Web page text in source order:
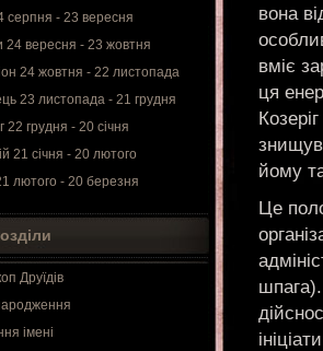
серпня - 23 вересня
24 вересня - 23 жовтня
24 жовтня - 22 листопада
23 листопада - 21 грудня
22 грудня - 20 січня
21 січня - 20 лютого
лютого - 20 березня
Друїдів
імені
вона
вміє
ця
йому
Це